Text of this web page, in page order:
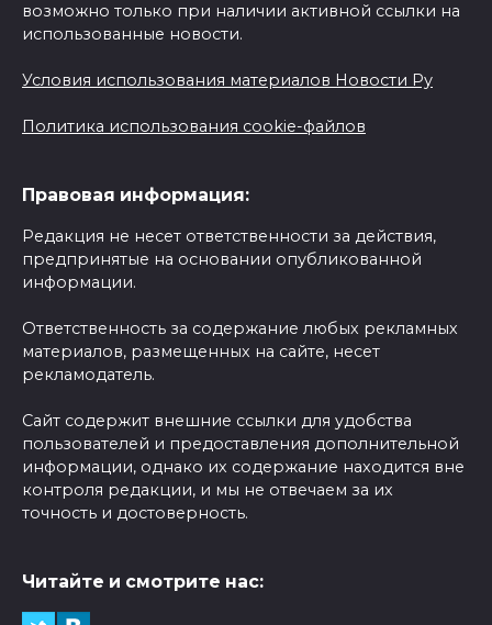
возможно только при наличии активной ссылки на
использованные новости.
Условия использования материалов Новости Ру
Политика использования cookie-файлов
Правовая информация:
Редакция не несет ответственности за действия,
предпринятые на основании опубликованной
информации.
Ответственность за содержание любых рекламных
материалов, размещенных на сайте, несет
рекламодатель.
Сайт содержит внешние ссылки для удобства
пользователей и предоставления дополнительной
информации, однако их содержание находится вне
контроля редакции, и мы не отвечаем за их
точность и достоверность.
Читайте и смотрите нас: